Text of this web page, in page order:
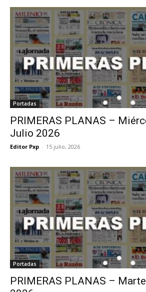
Portadas
PRIMERAS PLANAS –
Julio 2026
Editor Pxp - 15 julio, 2026
Portadas
PRIMERAS PLANAS –